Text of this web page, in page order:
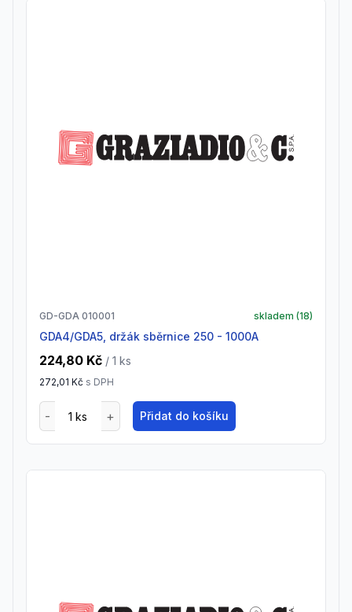
GD-GDA 010001 skladem (18)
GDA4/GDA5, držák sběrnice 250 - 1000A
224,80 Kč / 1 ks
272,01 Kč s DPH
Přidat do košíku